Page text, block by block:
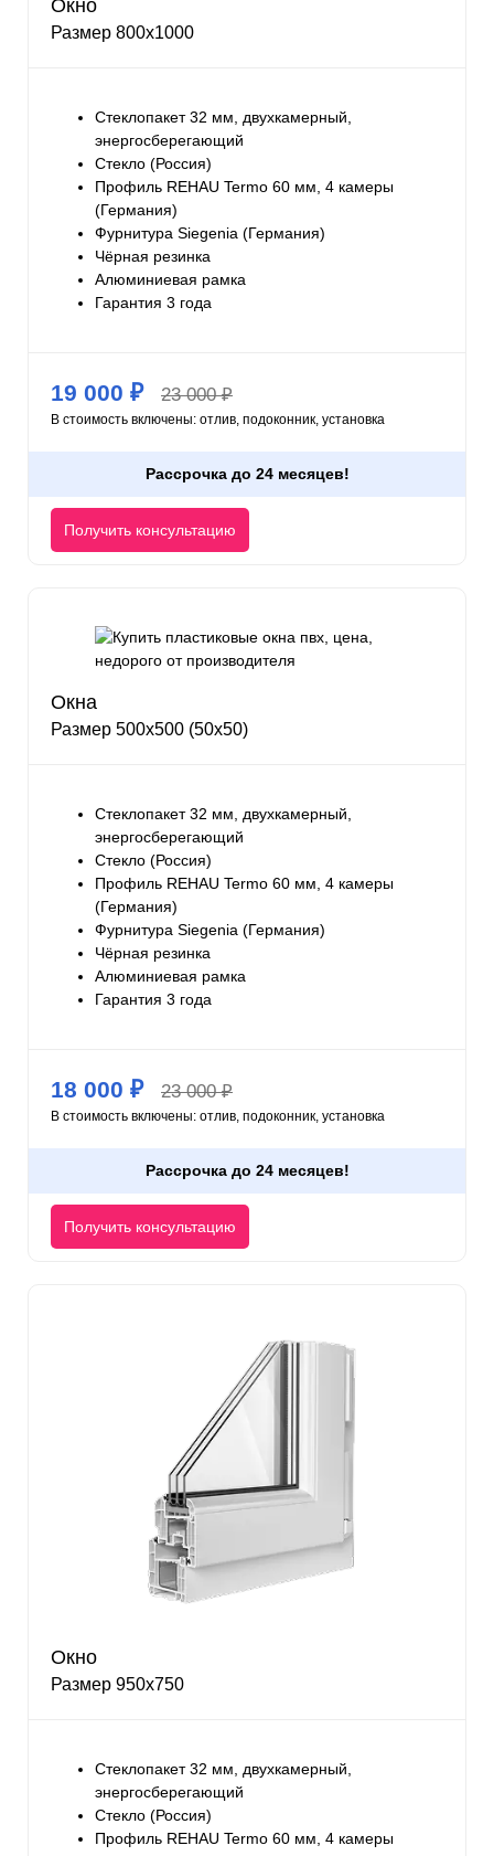
Окно
Размер 800х1000
Стеклопакет 32 мм, двухкамерный,
энергосберегающий
Стекло (Россия)
Профиль REHAU Termo 60 мм, 4 камеры
(Германия)
Фурнитура Siegenia (Германия)
Чёрная резинка
Алюминиевая рамка
Гарантия 3 года
19 000 ₽ 23 000 ₽
В стоимость включены: отлив, подоконник, установка
Рассрочка до 24 месяцев!
Получить консультацию
Окна
Размер 500х500 (50х50)
Стеклопакет 32 мм, двухкамерный,
энергосберегающий
Стекло (Россия)
Профиль REHAU Termo 60 мм, 4 камеры
(Германия)
Фурнитура Siegenia (Германия)
Чёрная резинка
Алюминиевая рамка
Гарантия 3 года
18 000 ₽ 23 000 ₽
В стоимость включены: отлив, подоконник, установка
Рассрочка до 24 месяцев!
Получить консультацию
Окно
Размер 950х750
Стеклопакет 32 мм, двухкамерный,
энергосберегающий
Стекло (Россия)
Профиль REHAU Termo 60 мм, 4 камеры